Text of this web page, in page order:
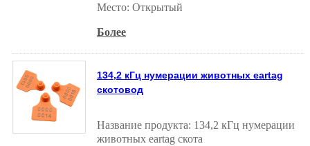
Место: Открытый
Более
134,2 кГц нумерации животных eartag
скотовод
Название продукта: 134,2 кГц нумерации
животных eartag скота